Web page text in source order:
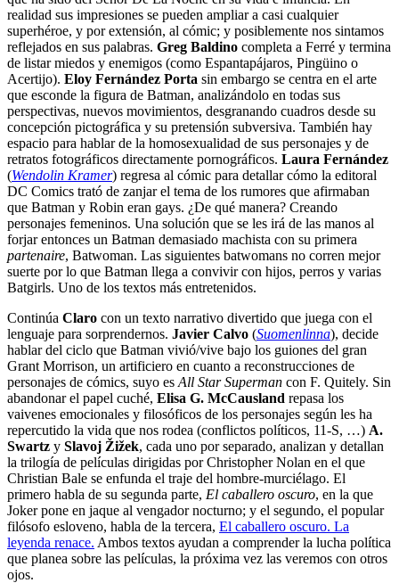
realidad sus impresiones se pueden ampliar a casi cualquier
superhéroe, y por extensión, al cómic; y posiblemente nos sintamos
reflejados en sus palabras. Greg Baldino completa a Ferré y termina
de listar miedos y enemigos (como Espantapájaros, Pingüino o
Acertijo). Eloy Fernández Porta sin embargo se centra en el arte
que esconde la figura de Batman, analizándolo en todas sus
perspectivas, nuevos movimientos, desgranando cuadros desde su
concepción pictográfica y su pretensión subversiva. También hay
espacio para hablar de la homosexualidad de sus personajes y de
retratos fotográficos directamente pornográficos. Laura Fernández
(Wendolin Kramer) regresa al cómic para detallar cómo la editoral
DC Comics trató de zanjar el tema de los rumores que afirmaban
que Batman y Robin eran gays. ¿De qué manera? Creando
personajes femeninos. Una solución que se les irá de las manos al
forjar entonces un Batman demasiado machista con su primera
partenaire, Batwoman. Las siguientes batwomans no corren mejor
suerte por lo que Batman llega a convivir con hijos, perros y varias
Batgirls. Uno de los textos más entretenidos.
Continúa Claro con un texto narrativo divertido que juega con el
lenguaje para sorprendernos. Javier Calvo (Suomenlinna), decide
hablar del ciclo que Batman vivió/vive bajo los guiones del gran
Grant Morrison, un artificiero en cuanto a reconstrucciones de
personajes de cómics, suyo es All Star Superman con F. Quitely. Sin
abandonar el papel cuché, Elisa G. McCausland repasa los
vaivenes emocionales y filosóficos de los personajes según les ha
repercutido la vida que nos rodea (conflictos políticos, 11-S, …) A.
Swartz y Slavoj Žižek, cada uno por separado, analizan y detallan
la trilogía de películas dirigidas por Christopher Nolan en el que
Christian Bale se enfunda el traje del hombre-murciélago. El
primero habla de su segunda parte, El caballero oscuro, en la que
Joker pone en jaque al vengador nocturno; y el segundo, el popular
filósofo esloveno, habla de la tercera, El caballero oscuro. La
leyenda renace. Ambos textos ayudan a comprender la lucha política
que planea sobre las películas, la próxima vez las veremos con otros
ojos.